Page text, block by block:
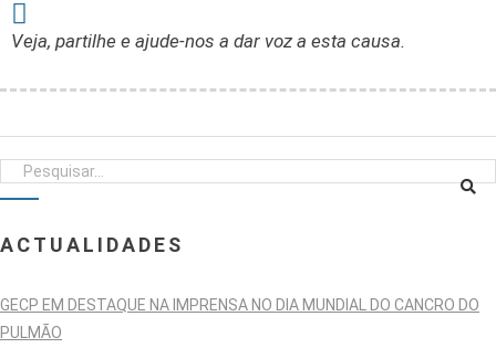
Veja, partilhe e ajude-nos a dar voz a esta causa.
ACTUALIDADES
GECP EM DESTAQUE NA IMPRENSA NO DIA MUNDIAL DO CANCRO DO
PULMÃO